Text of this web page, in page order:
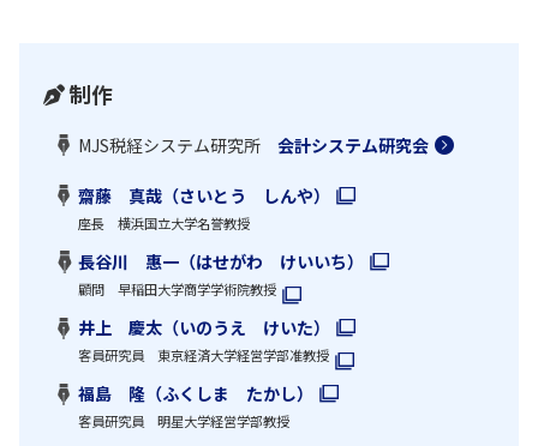
制作
MJS税経システム研究所 会計システム研究会
齋藤 真哉（さいとう しんや）
座長 横浜国立大学名誉教授
長谷川 惠一（はせがわ けいいち）
顧問 早稲田大学商学学術院教授
井上 慶太（いのうえ けいた）
客員研究員 東京経済大学経営学部准教授
福島 隆（ふくしま たかし）
客員研究員 明星大学経営学部教授